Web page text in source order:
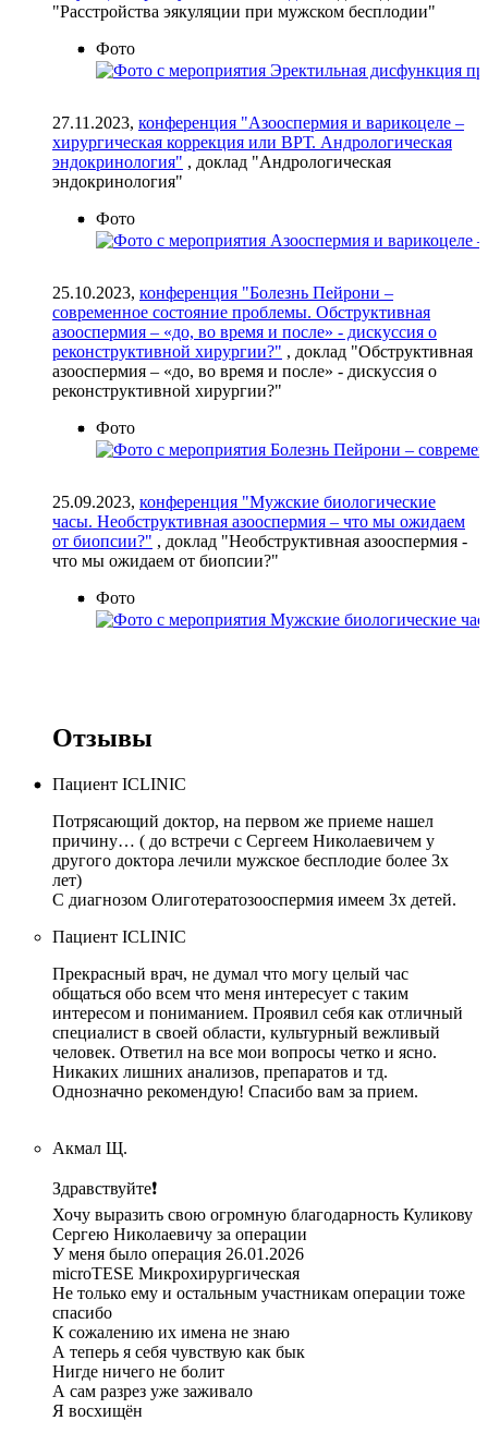
"Расстройства эякуляции при мужском бесплодии"
Фото
27.11.2023, конференция "Азооспермия и варикоцеле –
хирургическая коррекция или ВРТ. Андрологическая
эндокринология" , доклад "Андрологическая
эндокринология"
Фото
25.10.2023, конференция "Болезнь Пейрони –
современное состояние проблемы. Обструктивная
азооспермия – «до, во время и после» - дискуссия о
реконструктивной хирургии?" , доклад "Обструктивная
азооспермия – «до, во время и после» - дискуссия о
реконструктивной хирургии?"
Фото
25.09.2023, конференция "Мужские биологические
часы. Необструктивная азооспермия – что мы ожидаем
от биопсии?" , доклад "Необструктивная азооспермия -
что мы ожидаем от биопсии?"
Фото
Отзывы
Пациент ICLINIC
Потрясающий доктор, на первом же приеме нашел
причину… ( до встречи с Сергеем Николаевичем у
другого доктора лечили мужское бесплодие более 3х
лет)
С диагнозом Олиготератозооспермия имеем 3х детей.
Пациент ICLINIC
Прекрасный врач, не думал что могу целый час
общаться обо всем что меня интересует с таким
интересом и пониманием. Проявил себя как отличный
специалист в своей области, культурный вежливый
человек. Ответил на все мои вопросы четко и ясно.
Никаких лишних анализов, препаратов и тд.
Однозначно рекомендую! Спасибо вам за прием.
Акмал Щ.
Здравствуйте❗️
Хочу выразить свою огромную благодарность Куликову
Сергею Николаевичу за операции
У меня было операция 26.01.2026
microTESE Микрохирургическая
Не только ему и остальным участникам операции тоже
спасибо
К сожалению их имена не знаю
А теперь я себя чувствую как бык
Нигде ничего не болит
А сам разрез уже заживало
Я восхищён